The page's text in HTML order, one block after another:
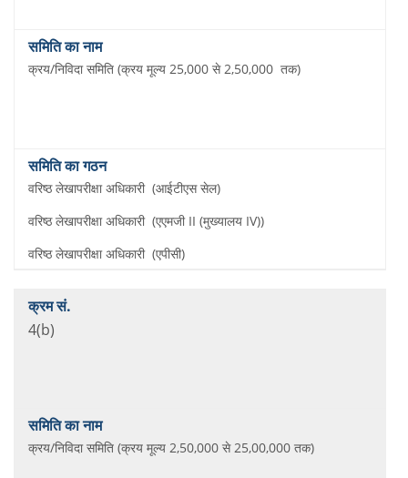
क्रय/निविदा समिति (क्रय मूल्य 25,000 से 2,50,000 तक)
वरिष्ठ लेखापरीक्षा अधिकारी (आईटीएस सेल)
वरिष्ठ लेखापरीक्षा अधिकारी (एएमजी II (मुख्यालय IV))
वरिष्ठ लेखापरीक्षा अधिकारी (एपीसी)
4(b)
क्रय/निविदा समिति (क्रय मूल्य 2,50,000 से 25,00,000 तक)